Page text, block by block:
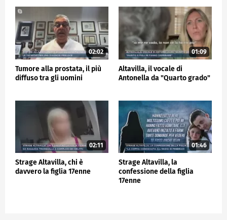
02:02
Tumore alla prostata, il più
diffuso tra gli uomini
01:09
Altavilla, il vocale di
Antonella da "Quarto grado"
02:11
Strage Altavilla, chi è
davvero la figlia 17enne
01:46
Strage Altavilla, la
confessione della figlia
17enne